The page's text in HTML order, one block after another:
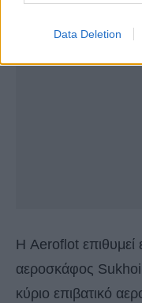
Data Deletion
Η Aeroflot επιθυμεί
αεροσκάφος Sukhoi
κύριο επιβατικό